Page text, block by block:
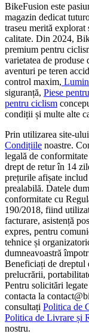
BikeFusion este
magazin dedicat
traseu merită explorat
calitate. Din 2024,
premium pentru
varietatea de produse
aventuri pe teren
control maxim,
siguranță, Piese
pentru ciclism
condiții și multe alte
Prin utilizarea site-
Condițiile noastre.
legală de
drept de retur în 14
prețurile afișate
prealabilă. Datele
conformitate cu
190/2018, fiind
facturare, asistență
expres, pentru
tehnice și
dumneavoastră
Beneficiați de dreptul
prelucrării,
Pentru solicitări
contacta la
consultați Politica de
Politica de Livrare și
nostru.